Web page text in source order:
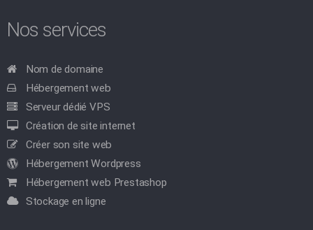
Nos services
Nom de domaine
Hébergement web
Serveur dédié VPS
Création de site internet
Créer son site web
Hébergement Wordpress
Hébergement web Prestashop
Stockage en ligne